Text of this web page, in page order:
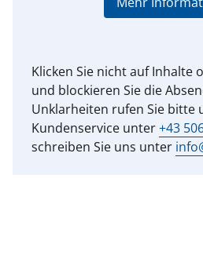
Klicken Sie nicht auf Inhalte
und blockieren Sie die
Unklarheiten rufen Sie bitte
Kundenservice unter+43
schreiben Sie uns unter